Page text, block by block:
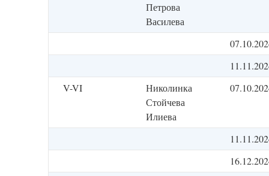
Петрова
Василева
V-VI
Николинка
Стойчева
Илиева